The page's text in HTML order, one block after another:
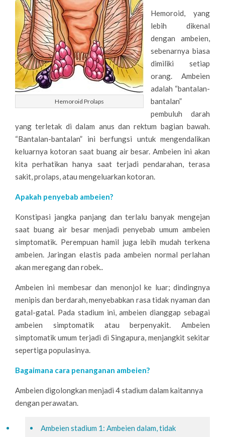
M
M
N
H
M
O
O
D
Hemoroid Prolaps
Hemoroid, yang
lebih dikenal
dengan ambeien,
sebenarnya biasa
dimiliki setiap
orang. Ambeien
adalah “bantalan-
bantalan”
pembuluh darah
yang terletak di dalam anus dan rektum bagian bawah.
“Bantalan-bantalan” ini berfungsi untuk mengendalikan
keluarnya kotoran saat buang air besar. Ambeien ini akan
kita perhatikan hanya saat terjadi pendarahan, terasa
sakit, prolaps, atau mengeluarkan kotoran.
Apakah penyebab ambeien?
Konstipasi jangka panjang dan terlalu banyak mengejan
saat buang air besar menjadi penyebab umum ambeien
simptomatik. Perempuan hamil juga lebih mudah terkena
ambeien. Jaringan elastis pada ambeien normal perlahan
akan meregang dan robek..
Ambeien ini membesar dan menonjol ke luar; dindingnya
menipis dan berdarah, menyebabkan rasa tidak nyaman dan
gatal-gatal. Pada stadium ini, ambeien dianggap sebagai
ambeien simptomatik atau berpenyakit. Ambeien
simptomatik umum terjadi di Singapura, menjangkit sekitar
sepertiga populasinya.
Bagaimana cara penanganan ambeien?
Ambeien digolongkan menjadi 4 stadium dalam kaitannya
dengan perawatan.
Ambeien stadium 1: Ambeien dalam, tidak